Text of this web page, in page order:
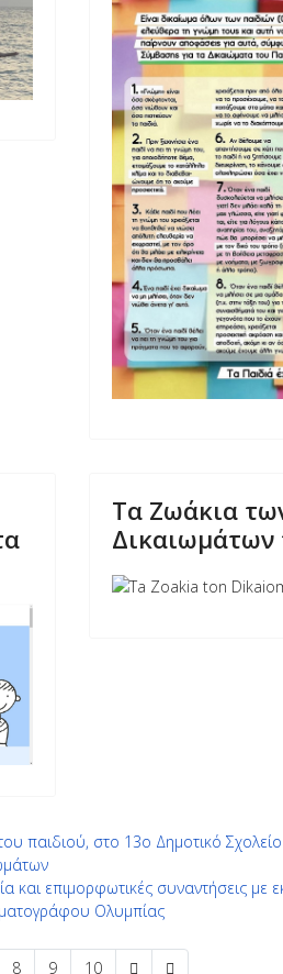
Τα Ζωάκια
Δικαιωμάτων
παιδιού, στο 13ο Δημοτικό
και επιμορφωτικές συναντήσεις με
Ολυμπίας
8 9 10